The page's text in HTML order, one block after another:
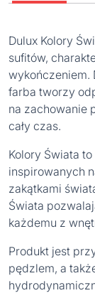
Dulux Kolory
sufitów,
wykończeniem.
farba tworzy
na zachowanie
cały czas.
Kolory Świata
inspirowanych
zakątkami
Świata
każdemu z
Produkt jest
pędzlem, a